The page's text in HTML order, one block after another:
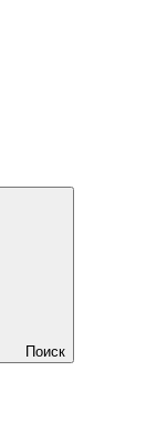
Поиск